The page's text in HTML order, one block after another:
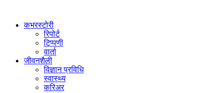
कभरस्टोरी
रिपोर्ट
टिप्पणी
वार्ता
जीवनशैली
विज्ञान प्रविधि
स्वास्थ्य
करिअर